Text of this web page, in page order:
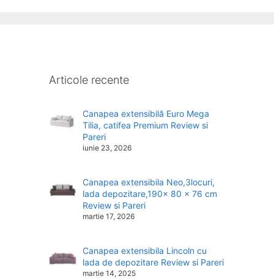
Articole recente
Canapea extensibilă Euro Mega
Tilia, catifea Premium Review si
Pareri
iunie 23, 2026
Canapea extensibila Neo,3locuri,
lada depozitare,190x 80 x 76 cm
Review si Pareri
martie 17, 2026
Canapea extensibila Lincoln cu
lada de depozitare Review si Pareri
martie 14, 2025